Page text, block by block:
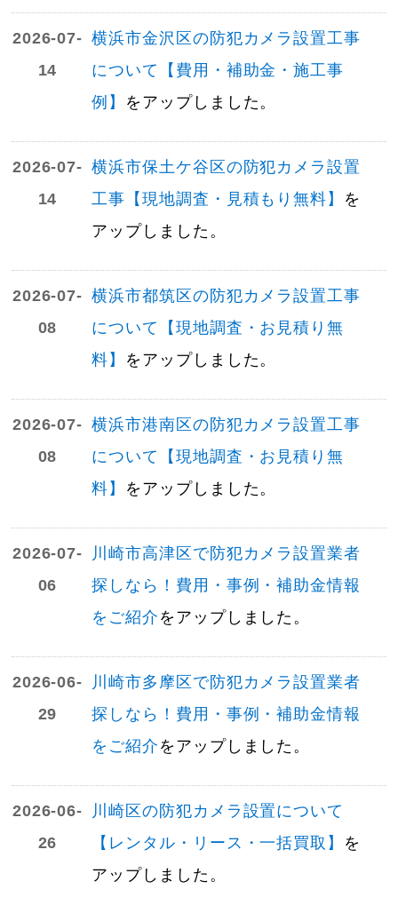
2026-07-
14
横浜市金沢区の防犯カメラ設置工事
について【費用・補助金・施工事
例】 をアップしました。
2026-07-
14
横浜市保土ケ谷区の防犯カメラ設置
工事【現地調査・見積もり無料】
を
アップしました。
2026-07-
08
横浜市都筑区の防犯カメラ設置工事
について【現地調査・お見積り無
料】 をアップしました。
2026-07-
08
横浜市港南区の防犯カメラ設置工事
について【現地調査・お見積り無
料】 をアップしました。
2026-07-
06
川崎市高津区で防犯カメラ設置業者
探しなら！費用・事例・補助金情報
をご紹介 をアップしました。
2026-06-
29
川崎市多摩区で防犯カメラ設置業者
探しなら！費用・事例・補助金情報
をご紹介 をアップしました。
2026-06-
26
川崎区の防犯カメラ設置について
【レンタル・リース・一括買取】
を
アップしました。